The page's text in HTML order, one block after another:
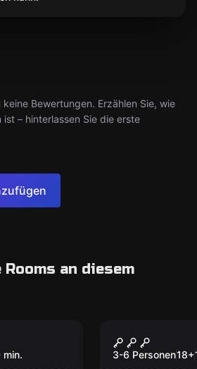
Bewertungen. Erzählen Sie, wie
– hinterlassen Sie die erste
Rooms an diesem
min.
Neu
Die
3-6 Personen18+